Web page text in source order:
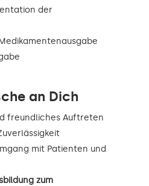
der
an Dich
freundliches Auftreten
mit Patienten und
zum